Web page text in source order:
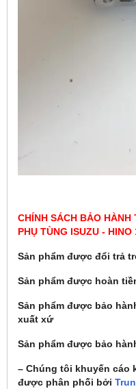
CHÍNH SÁCH BẢO HÀNH
PHỤ TÙNG ISUZU - HINO
Sản phẩm được đổi trả
Sản phẩm được hoàn
Sản phẩm được bảo
xuất xứ
Sản phẩm được bảo
– Chúng tôi khuyến cáo
được phân phối bởi